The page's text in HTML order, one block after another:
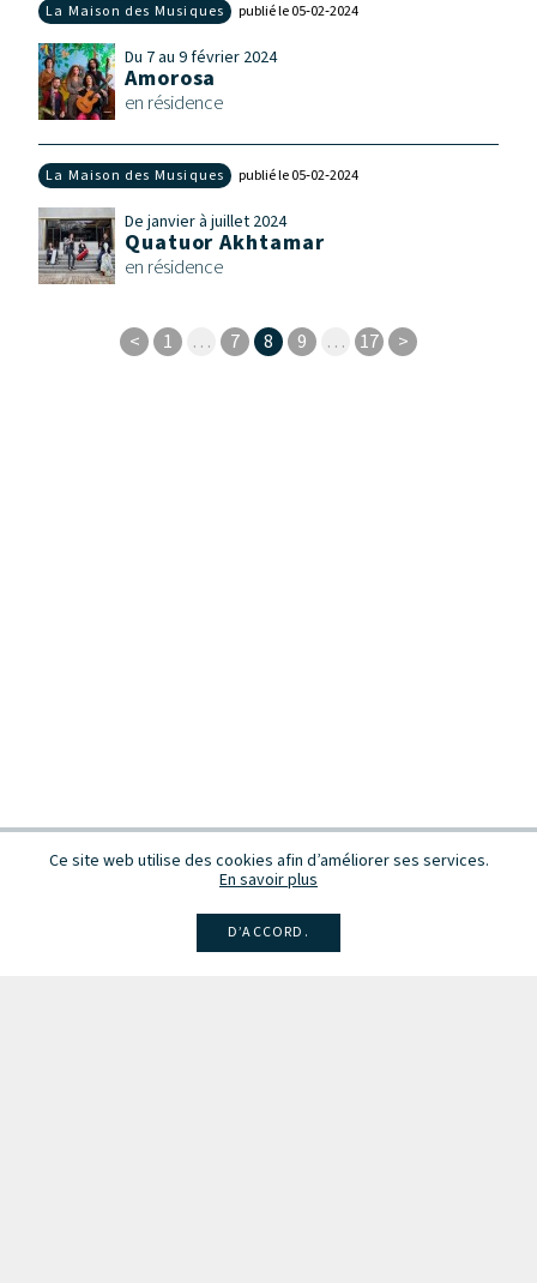
Ce site web utilise des cookies afin d’améliorer ses services.
En savoir plus
D’ACCORD.
La Maison des Musiques publié le 05‑02‑2024
Du 7 au 9 février 2024
Amorosa
en résidence
La Maison des Musiques publié le 05‑02‑2024
De janvier à juillet 2024
Quatuor Akhtamar
en résidence
< 1 … 7 8 9 … 17 >